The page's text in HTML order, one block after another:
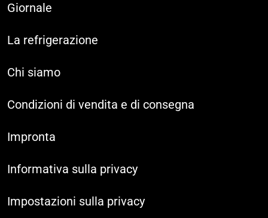
Giornale
La refrigerazione
Chi siamo
Condizioni di vendita e di consegna
Impronta
Informativa sulla privacy
Impostazioni sulla privacy